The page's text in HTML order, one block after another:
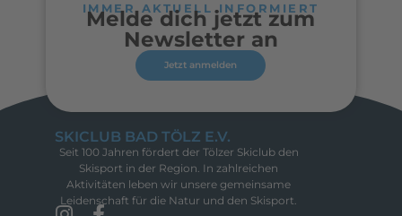
IMMER AKTUELL INFORMIERT
Melde dich jetzt zum
Newsletter an
Jetzt anmelden
SKICLUB BAD TÖLZ E.V.
Seit 100 Jahren fördert der Tölzer Skiclub den
Skisport in der Region. In zahlreichen
Aktivitäten leben wir unsere gemeinsame
Leidenschaft für die Natur und den Skisport.